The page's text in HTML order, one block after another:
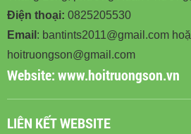
Điện thoại: 0825205530
Email : bantints2011@gmail.com
hoitruongson@gmail.com
Website:www.hoitruongson.vn
LIÊN KẾT WEBSITE